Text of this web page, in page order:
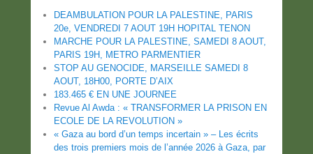
DEAMBULATION POUR LA PALESTINE, PARIS
20e, VENDREDI 7 AOUT 19H HOPITAL TENON
MARCHE POUR LA PALESTINE, SAMEDI 8 AOUT,
PARIS 19H, METRO PARMENTIER
STOP AU GENOCIDE, MARSEILLE SAMEDI 8
AOUT, 18H00, PORTE D’AIX
183.465 € EN UNE JOURNEE
Revue Al Awda : « TRANSFORMER LA PRISON EN
ECOLE DE LA REVOLUTION »
« Gaza au bord d’un temps incertain » – Les écrits
des trois premiers mois de l’année 2026 à Gaza, par